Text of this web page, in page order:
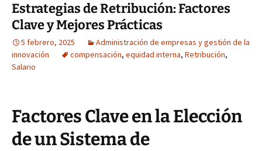
Estrategias de Retribución: Factores
Clave y Mejores Prácticas
5 febrero, 2025
Administración de empresas y gestión de la
innovación
compensación, equidad interna, Retribución,
Salario
Factores Clave en la Elección
de un Sistema de